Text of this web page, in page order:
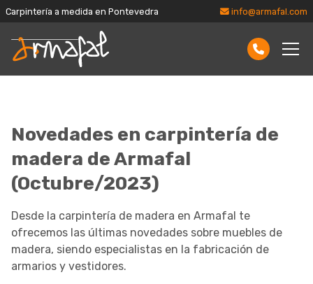
Carpintería a medida en Pontevedra info@armafal.com
Novedades en carpintería de
madera de Armafal
(Octubre/2023)
Desde la carpintería de madera en Armafal te
ofrecemos las últimas novedades sobre muebles de
madera, siendo especialistas en la fabricación de
armarios y vestidores.